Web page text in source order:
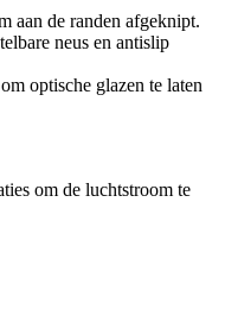
aan de randen afgeknipt.
neus en antislip
optische glazen te laten
om de luchtstroom te